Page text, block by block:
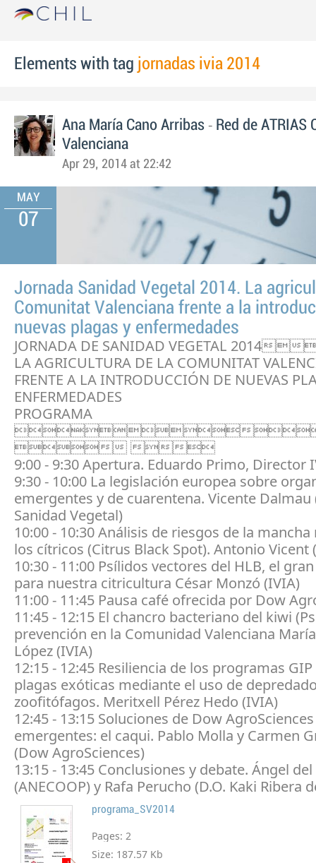
Elements with tag jornadas ivia 2014
Ana María Cano Arribas - Red de ATRIAS
Valenciana
Apr 29, 2014 at 22:42
MAY
07
Jornada Sanidad Vegetal 2014. La
Comunitat Valenciana frente a la
nuevas plagas y enfermedades
JORNADA DE SANIDAD VEGETAL 2014
LA AGRICULTURA DE LA COMUNITAT
FRENTE A LA INTRODUCCIÓN DE NUEVAS
ENFERMEDADES
PROGRAMA

 
9:00 - 9:30 Apertura. Eduardo Primo, Director
9:30 - 10:00 La legislación europea sobre
emergentes y de cuarentena. Vicente Dalmau
Sanidad Vegetal)
10:00 - 10:30 Análisis de riesgos de la
los cítricos (Citrus Black Spot). Antonio Vicent
10:30 - 11:00 Psílidos vectores del HLB, el
para nuestra citricultura César Monzó (IVIA)
11:00 - 11:45 Pausa café ofrecida por Dow
11:45 - 12:15 El chancro bacteriano del kiwi
prevención en la Comunidad Valenciana
López (IVIA)
12:15 - 12:45 Resiliencia de los programas
plagas exóticas mediante el uso de
zoofitófagos. Meritxell Pérez Hedo (IVIA)
12:45 - 13:15 Soluciones de Dow
emergentes: el caqui. Pablo Molla y Carmen
(Dow AgroSciences)
13:15 - 13:45 Conclusiones y debate. Ángel
(ANECOOP) y Rafa Perucho (D.O. Kaki Ribera
programa_SV2014
Pages: 2
Size: 187.57 Kb